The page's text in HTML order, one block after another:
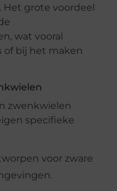
Het grote voordeel
wat vooral
of bij het maken
zwenkwielen
specifieke
voor zware